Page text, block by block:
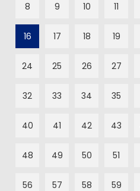
8 9 10 11
16 17 18 19
24 25 26 27
32 33 34 35
40 41 42 43
48 49 50 51
56 57 58 59